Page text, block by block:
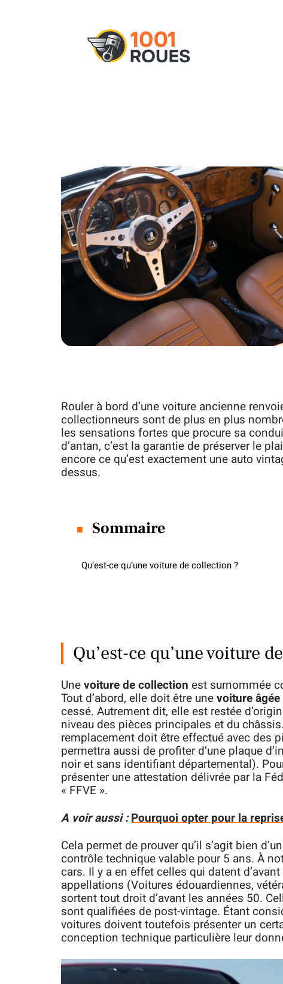
Rouler à bord d’une voiture ancienne
collectionneurs sont de plus en plus
les sensations fortes que procure sa
d’antan, c’est la garantie de préserver le
encore ce qu’est exactement une auto
dessus.
Sommaire
Qu’est-ce qu’une voiture de collection ?
Qu’est-ce qu’une voiture
Unevoiture de collection est surnommée
Tout d’abord, elle doit être unevoiture
cessé. Autrement dit, elle est restée
niveau des pièces principales et du
remplacement doit être effectué avec des
permettra aussi de profiter d’une plaque
noir et sans identifiant départemental).
présenter une attestation délivrée par la
« FFVE ».
A voir aussi :Pourquoi opter pour la
Cela permet de prouver qu’il s’agit bien
contrôle technique valable pour 5 ans. À
cars. Il y a en effet celles qui datent
appellations (Voitures édouardiennes,
sortent tout droit d’avant les années 50.
sont qualifiées de post-vintage. Étant
voitures doivent toutefois présenter un
conception technique particulière leur